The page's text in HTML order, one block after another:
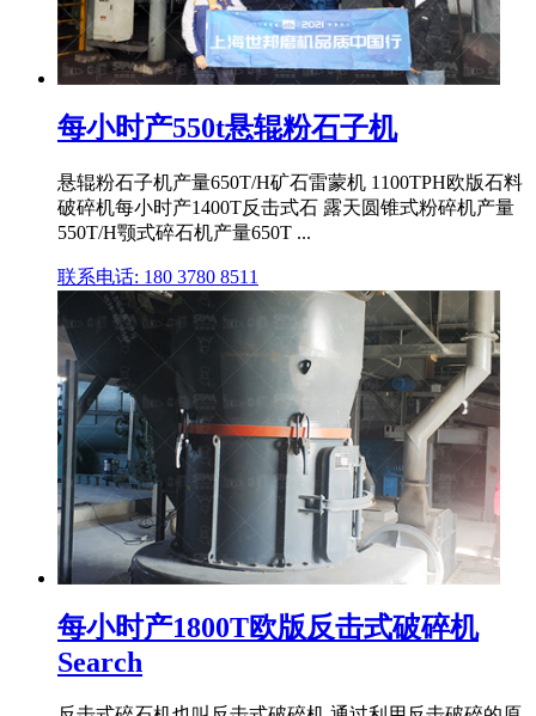
每小时产550t悬辊粉石子机
悬辊粉石子机产量650T/H矿石雷蒙机 1100TPH欧版石料
破碎机每小时产1400T反击式石 露天圆锥式粉碎机产量
550T/H颚式碎石机产量650T ...
联系电话: 180 3780 8511
每小时产1800T欧版反击式破碎机
Search